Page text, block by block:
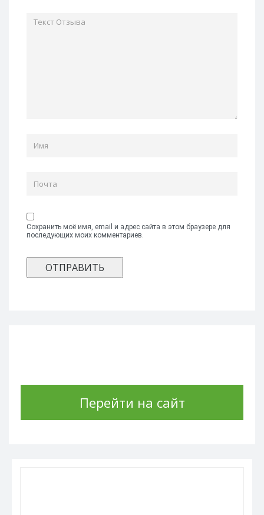
Сохранить моё имя, email и адрес сайта в этом браузере для
последующих моих комментариев.
Перейти на сайт